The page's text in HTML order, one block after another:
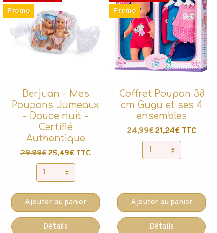
Promo
Berjuan - Mes
Poupons Jumeaux
- Douce nuit -
Certifié
Authentique
29,99€ 25,49€ TTC
Ajouter au panier
Détails
Promo
Coffret Poupon 38
cm Gugu et ses 4
ensembles
24,99€ 21,24€ TTC
Ajouter au panier
Détails